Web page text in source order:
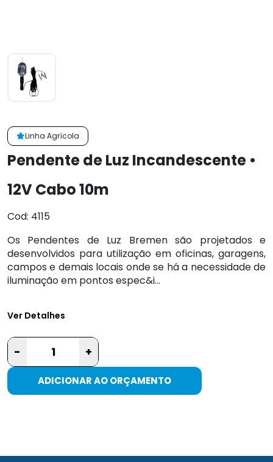
Linha Agrícola
Pendente de Luz Incandescente •
12V Cabo 10m
Cod: 4115
Os Pendentes de Luz Bremen são projetados e
desenvolvidos para utilização em oficinas, garagens,
campos e demais locais onde se há a necessidade de
iluminação em pontos espec&i...
Ver Detalhes
- +
ADICIONAR AO ORÇAMENTO